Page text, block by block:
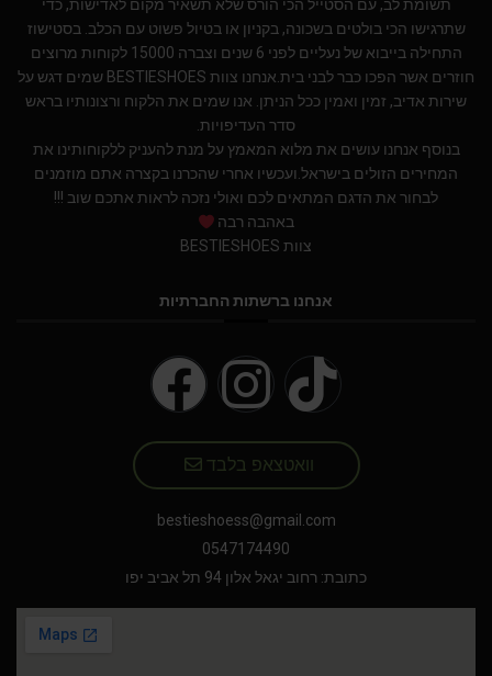
תשומת לב, עם הסטייל הכי הורס שלא תשאיר מקום לאדישות, כדי
שתרגישו הכי בולטים בשכונה, בקניון או בטיול פשוט עם הכלב. בסטישוז
התחילה בייבוא של נעליים לפני 6 שנים וצברה 15000 לקוחות מרוצים
חוזרים אשר הפכו כבר לבני בית.אנחנו צוות BESTIESHOES שמים דגש על
שירות אדיב, זמין ואמין ככל הניתן. אנו שמים את הלקוח ורצונותיו בראש
סדר העדיפויות.
בנוסף אנחנו עושים את מלוא המאמץ על מנת להעניק ללקוחותינו את
המחירים הזולים בישראל.ועכשיו אחרי שהכרנו בקצרה אתם מוזמנים
לבחור את הדגם המתאים לכם ואולי נזכה לראות אתכם שוב !!!
באהבה רבה
צוות BESTIESHOES
אנחנו ברשתות החברתיות
וואטצאפ בלבד
bestieshoess@gmail.com
0547174490
כתובת: רחוב יגאל אלון 94 תל אביב יפו